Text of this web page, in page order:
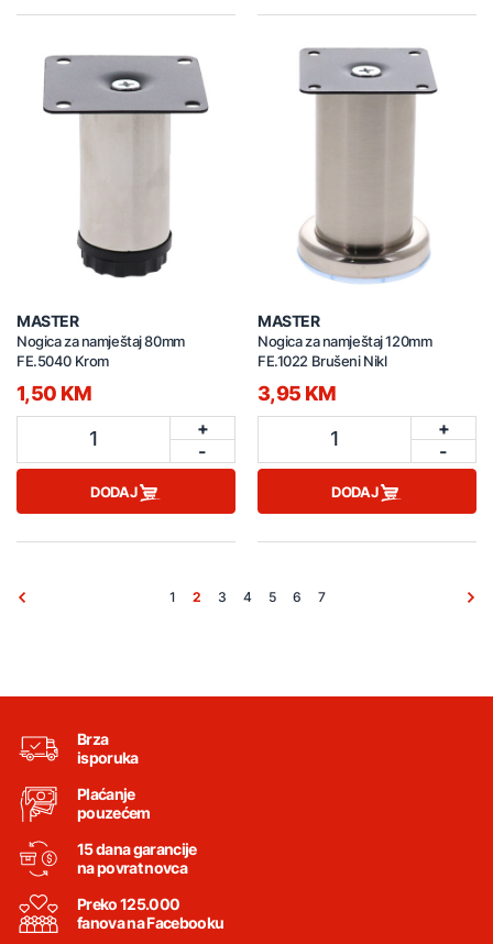
MASTER
Nogica za namještaj 80mm
FE.5040 Krom
1,50 KM
1
+
-
DODAJ
MASTER
Nogica za namještaj 120mm
FE.1022 Brušeni Nikl
3,95 KM
1
+
-
DODAJ
1 2 3 4 5 6 7
Brza
isporuka
Plaćanje
pouzećem
15 dana garancije
na povrat novca
Preko 125.000
fanova na Facebooku